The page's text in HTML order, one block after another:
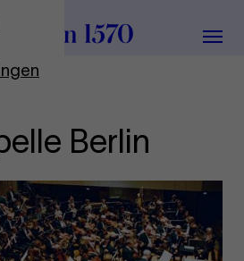
Menü
Berlin